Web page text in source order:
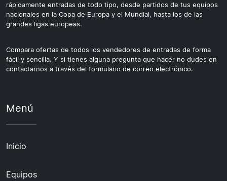
rápidamente entradas de todo tipo, desde partidos de tus equipos
nacionales en la Copa de Europa y el Mundial, hasta los de las
grandes ligas europeas.
Compara ofertas de todos los vendedores de entradas de forma
fácil y sencilla. Y si tienes alguna pregunta que hacer no dudes en
contactarnos a través del formulario de correo electrónico.
Menú
Inicio
Equipos